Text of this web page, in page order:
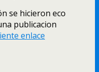
se hicieron eco
publicacion
enlace